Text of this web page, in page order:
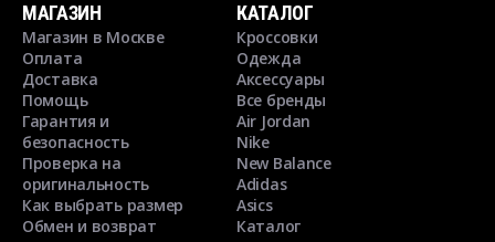
МАГАЗИН
Магазин в Москве
Оплата
Доставка
Помощь
Гарантия и
безопасность
Проверка на
оригинальность
Как выбрать размер
Обмен и возврат
КАТАЛОГ
Кроссовки
Одежда
Аксессуары
Все бренды
Air Jordan
Nike
New Balance
Adidas
Asics
Каталог